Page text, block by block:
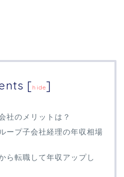
[hide]
社のメリットは？
ープ子会社経理の年収相場
ら転職して年収アップし